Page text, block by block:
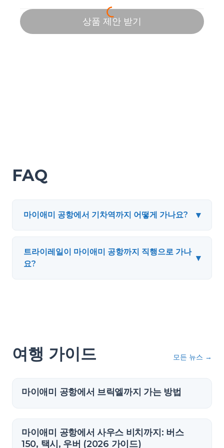
FAQ
마이애미 공항에서 기차역까지 어떻게 가나요? ▾
트라이레일이 마이애미 공항까지 직행으로 가나
요?
▾
여행 가이드 모든 뉴스 →
마이애미 공항에서 브릭엘까지 가는 방법
마이애미 공항에서 사우스 비치까지: 버스
150, 택시, 우버 (2026 가이드)